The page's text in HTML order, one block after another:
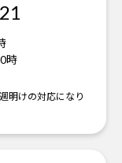
時
明けの対応になり